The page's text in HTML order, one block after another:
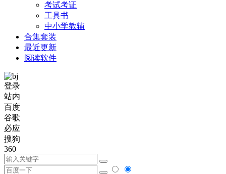
考试考证
工具书
中小学教辅
合集套装
最近更新
阅读软件
登录
站内
百度
谷歌
必应
搜狗
360